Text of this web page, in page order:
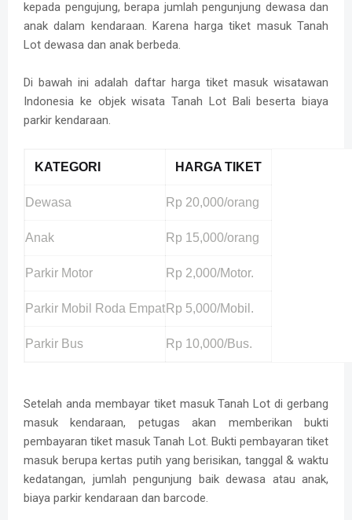
kepada pengujung, berapa jumlah pengunjung dewasa dan
anak dalam kendaraan. Karena harga tiket masuk Tanah
Lot dewasa dan anak berbeda.
Di bawah ini adalah daftar harga tiket masuk wisatawan
Indonesia ke objek wisata Tanah Lot Bali beserta biaya
parkir kendaraan.
KATEGORI HARGA TIKET
Dewasa Rp 20,000/orang
Anak Rp 15,000/orang
Parkir Motor Rp 2,000/Motor.
Parkir Mobil Roda Empat Rp 5,000/Mobil.
Parkir Bus Rp 10,000/Bus.
Setelah anda membayar tiket masuk Tanah Lot di gerbang
masuk kendaraan, petugas akan memberikan bukti
pembayaran tiket masuk Tanah Lot. Bukti pembayaran tiket
masuk berupa kertas putih yang berisikan, tanggal & waktu
kedatangan, jumlah pengunjung baik dewasa atau anak,
biaya parkir kendaraan dan barcode.